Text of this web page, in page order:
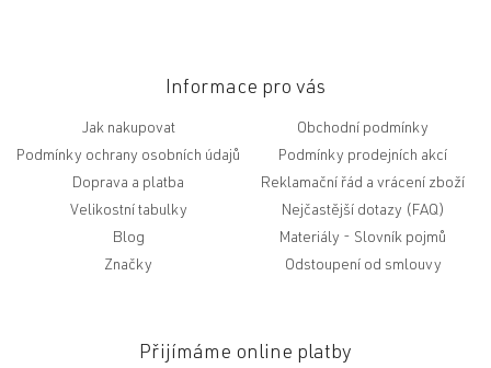
Informace pro vás
Jak nakupovat
Obchodní podmínky
Podmínky ochrany osobních údajů
Podmínky prodejních akcí
Doprava a platba
Reklamační řád a vrácení zboží
Velikostní tabulky
Nejčastější dotazy (FAQ)
Blog
Slovník pojmů
Značky
Odstoupení od smlouvy
Přijímáme online platby